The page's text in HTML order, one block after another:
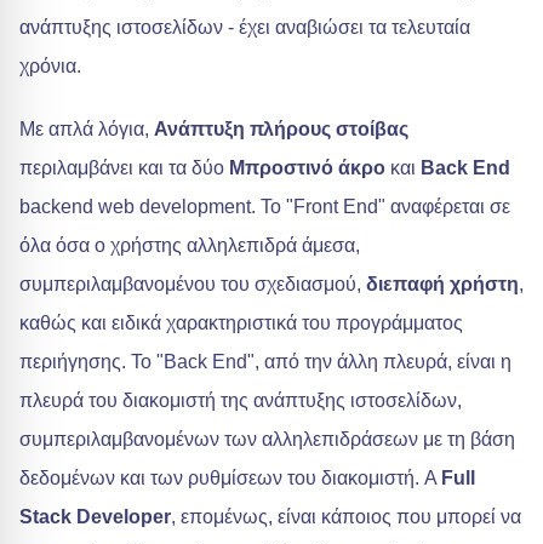
ανάπτυξης ιστοσελίδων - έχει αναβιώσει τα τελευταία
χρόνια.
Με απλά λόγια, Ανάπτυξη πλήρους στοίβας
περιλαμβάνει και τα δύο Μπροστινό άκρο και Back End
backend web development. Το "Front End" αναφέρεται σε
όλα όσα ο χρήστης αλληλεπιδρά άμεσα,
συμπεριλαμβανομένου του σχεδιασμού, διεπαφή χρήστη,
καθώς και ειδικά χαρακτηριστικά του προγράμματος
περιήγησης. Το "Back End", από την άλλη πλευρά, είναι η
πλευρά του διακομιστή της ανάπτυξης ιστοσελίδων,
συμπεριλαμβανομένων των αλληλεπιδράσεων με τη βάση
δεδομένων και των ρυθμίσεων του διακομιστή. A Full
Stack Developer, επομένως, είναι κάποιος που μπορεί να